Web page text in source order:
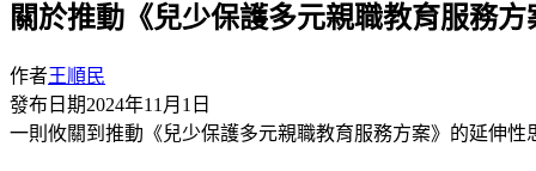
關於推動《兒少保護多元親職教育服務
作者王順民
發布日期2024年11月1日
一則攸關到推動《兒少保護多元親職教育服務方案》的延伸性